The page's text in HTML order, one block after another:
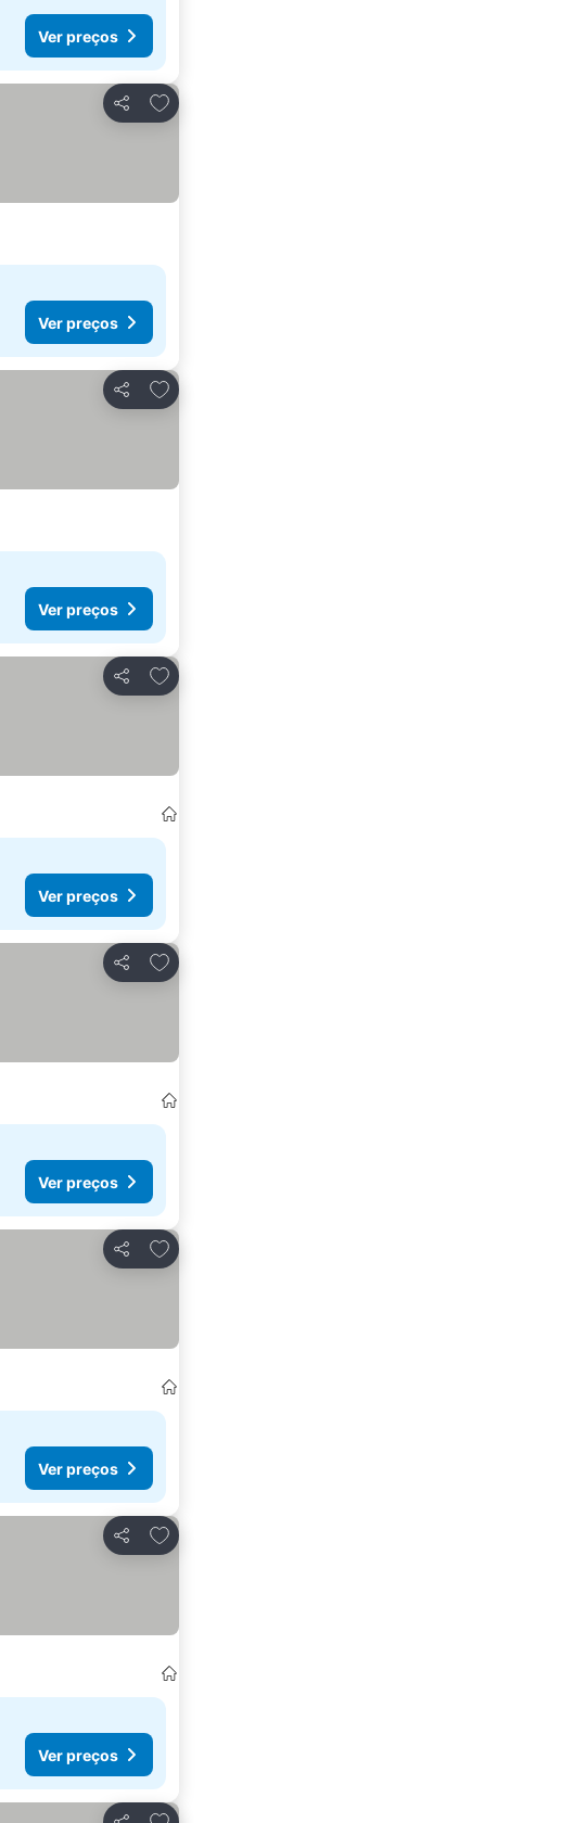
Ver preços
Partilhar
Adicionar aos favoritos
Ver preços
Partilhar
Adicionar aos favoritos
Ver preços
Partilhar
Adicionar aos favoritos
Ver preços
Partilhar
Adicionar aos favoritos
Ver preços
Partilhar
Adicionar aos favoritos
Ver preços
Partilhar
Adicionar aos favoritos
Ver preços
Adicionar aos favoritos